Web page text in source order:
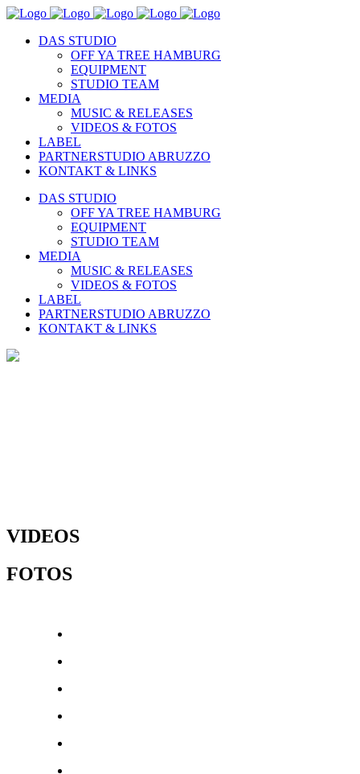
DAS STUDIO
OFF YA TREE HAMBURG
EQUIPMENT
STUDIO TEAM
MEDIA
MUSIC & RELEASES
VIDEOS & FOTOS
LABEL
PARTNERSTUDIO ABRUZZO
KONTAKT & LINKS
DAS STUDIO
OFF YA TREE HAMBURG
EQUIPMENT
STUDIO TEAM
MEDIA
MUSIC & RELEASES
VIDEOS & FOTOS
LABEL
PARTNERSTUDIO ABRUZZO
KONTAKT & LINKS
VIDEOS
FOTOS